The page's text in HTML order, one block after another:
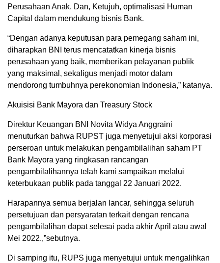
Perusahaan Anak. Dan, Ketujuh, optimalisasi Human
Capital dalam mendukung bisnis Bank.
“Dengan adanya keputusan para pemegang saham ini,
diharapkan BNI terus mencatatkan kinerja bisnis
perusahaan yang baik, memberikan pelayanan publik
yang maksimal, sekaligus menjadi motor dalam
mendorong tumbuhnya perekonomian Indonesia,” katanya.
Akuisisi Bank Mayora dan Treasury Stock
Direktur Keuangan BNI Novita Widya Anggraini
menuturkan bahwa RUPST juga menyetujui aksi korporasi
perseroan untuk melakukan pengambilalihan saham PT
Bank Mayora yang ringkasan rancangan
pengambilalihannya telah kami sampaikan melalui
keterbukaan publik pada tanggal 22 Januari 2022.
Harapannya semua berjalan lancar, sehingga seluruh
persetujuan dan persyaratan terkait dengan rencana
pengambilalihan dapat selesai pada akhir April atau awal
Mei 2022.,”sebutnya.
Di samping itu, RUPS juga menyetujui untuk mengalihkan